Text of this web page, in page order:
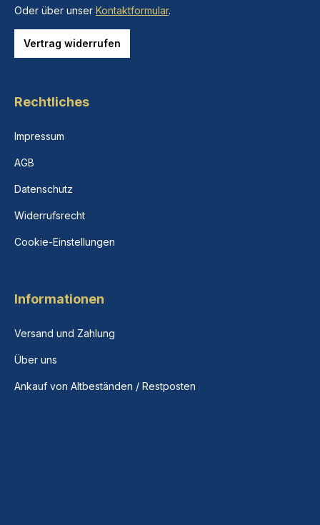
Oder über unser Kontaktformular.
Vertrag widerrufen
Rechtliches
Impressum
AGB
Datenschutz
Widerrufsrecht
Cookie-Einstellungen
Informationen
Versand und Zahlung
Über uns
Ankauf von Altbeständen / Restposten